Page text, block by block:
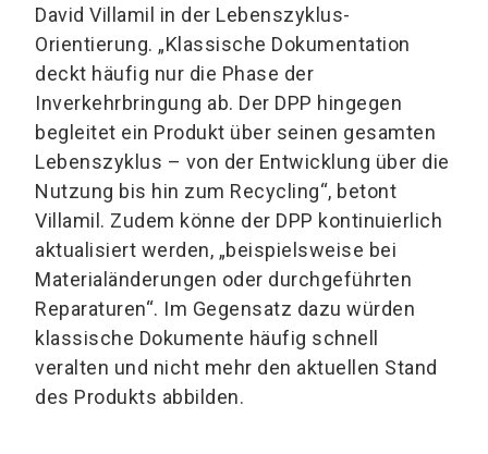
David Villamil in der Lebenszyklus-
Orientierung. „Klassische Dokumentation
deckt häufig nur die Phase der
Inverkehrbringung ab. Der DPP hingegen
begleitet ein Produkt über seinen gesamten
Lebenszyklus – von der Entwicklung über die
Nutzung bis hin zum Recycling“, betont
Villamil. Zudem könne der DPP kontinuierlich
aktualisiert werden, „beispielsweise bei
Materialänderungen oder durchgeführten
Reparaturen“. Im Gegensatz dazu würden
klassische Dokumente häufig schnell
veralten und nicht mehr den aktuellen Stand
des Produkts abbilden.